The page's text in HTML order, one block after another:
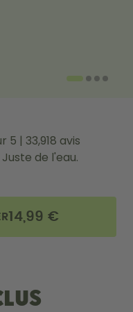
| 33,918 avis
de l'eau.
14,99 €